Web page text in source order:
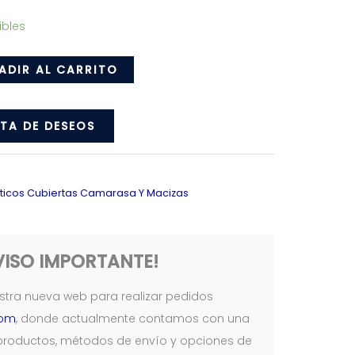
AL CARRITO
DE DESEOS
Cubiertas Camarasa Y Macizas
IMPORTANTE!
nueva web para realizar pedidos
, donde actualmente contamos con una
métodos de envío y opciones de